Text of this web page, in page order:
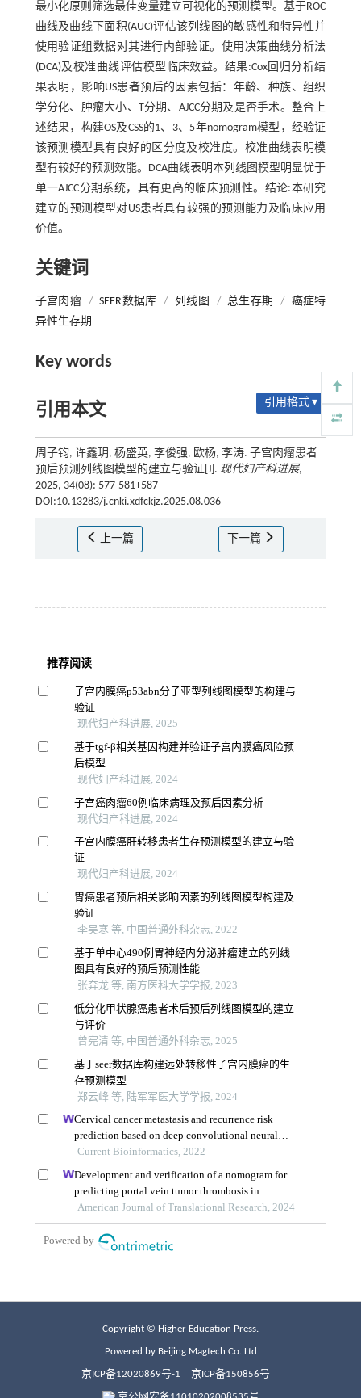
最小化原则筛选最佳变量建立可视化的预测模型。基于ROC
曲线及曲线下面积(AUC)评估该列线图的敏感性和特异性并
使用验证组数据对其进行内部验证。使用决策曲线分析法
(DCA)及校准曲线评估模型临床效益。结果:Cox回归分析结
果表明，影响US患者预后的因素包括：年龄、种族、组织
学分化、肿瘤大小、T分期、AJCC分期及是否手术。整合上
述结果，构建OS及CSS的1、3、5年nomogram模型，经验证
该预测模型具有良好的区分度及校准度。校准曲线表明模
型有较好的预测效能。DCA曲线表明本列线图模型明显优于
单一AJCC分期系统，具有更高的临床预测性。结论:本研究
建立的预测模型对US患者具有较强的预测能力及临床应用
价值。
关键词
子宫肉瘤 / SEER数据库 / 列线图 / 总生存期 / 癌症特
异性生存期
Key words
引用本文 引用格式 ▾
周子钧, 许鑫玥, 杨盛英, 李俊强, 欧杨, 李涛. 子宫肉瘤患者
预后预测列线图模型的建立与验证[J]. 现代妇产科进展,
2025, 34(08): 577-581+587
DOI:10.13283/j.cnki.xdfckjz.2025.08.036
上一篇 下一篇
Copyright © Higher Education Press.
Powered by Beijing Magtech Co. Ltd
京ICP备12020869号-1 京ICP备150856号